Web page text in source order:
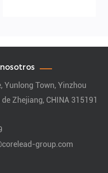
Yunlong Town, Yinzhou
Zhejiang, CHINA 315191
group.com